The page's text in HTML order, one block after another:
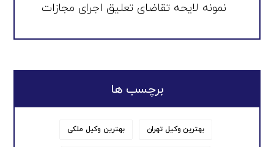
نمونه لایحه تقاضای تعلیق اجرای مجازات
برچسب ها
بهترین وکیل تهران بهترین وکیل ملکی